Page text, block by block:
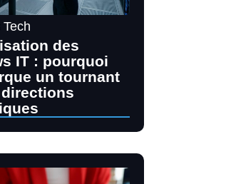
des
IT : pourquoi
un tournant